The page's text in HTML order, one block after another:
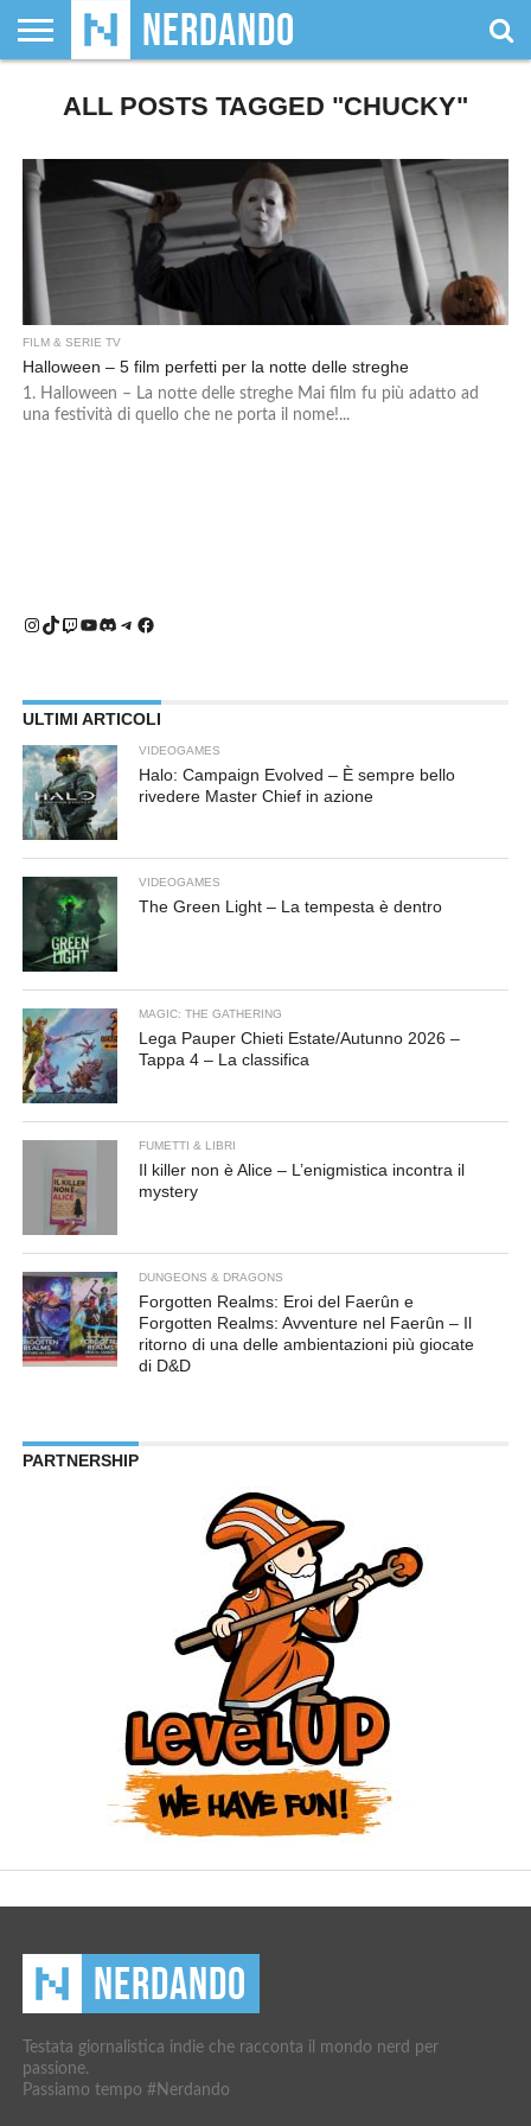
SIAMO
GIOCHI
DA
GIOCHI
VIDEOGAMES
FILM
FUMETTI
& LIBRI
MAGIC:
THE
DUNGEONS
WRESTLING
NERDANDO
AWARDS
BOLLINI
ALL POSTS TAGGED "CHUCKY"
FILM & SERIE TV
Halloween – 5 film perfetti per la notte delle streghe
1. Halloween – La notte delle streghe Mai film fu più adatto ad
una festività di quello che ne porta il nome!...
Instagram
TikTok
Twitch
YouTube
Discord
Telegram
Facebook
ULTIMI ARTICOLI
VIDEOGAMES
Halo: Campaign Evolved – È sempre bello
rivedere Master Chief in azione
VIDEOGAMES
The Green Light – La tempesta è dentro
MAGIC: THE GATHERING
Lega Pauper Chieti Estate/Autunno 2026 –
Tappa 4 – La classifica
FUMETTI & LIBRI
Il killer non è Alice – L’enigmistica incontra il
mystery
DUNGEONS & DRAGONS
Forgotten Realms: Eroi del Faerûn e
Forgotten Realms: Avventure nel Faerûn – Il
ritorno di una delle ambientazioni più giocate
di D&D
PARTNERSHIP
Testata giornalistica indie che racconta il mondo nerd per
passione.
Passiamo tempo #Nerdando